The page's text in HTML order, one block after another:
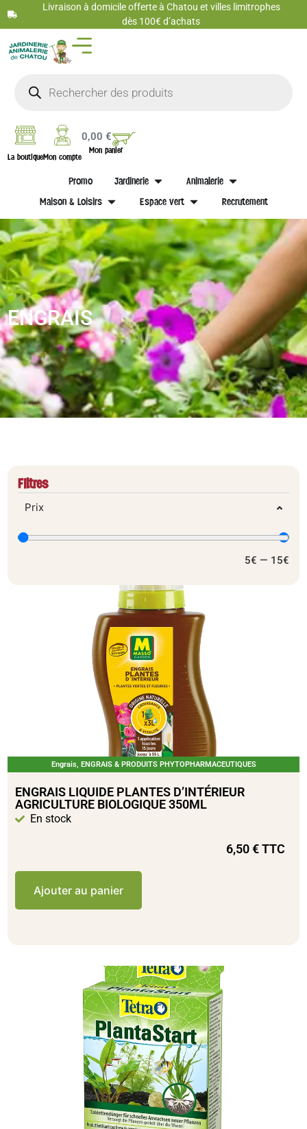
Livraison à domicile offerte à Chatou et villes limitrophes
dès 100€ d’achats
La boutiqueMon compte
0,00€
Mon panier
Promo Jardinerie
Animalerie
Maison & Loisirs
Espace vert Recrutement
ENGRAIS
Filtres
Prix
5€ — 15€
Engrais, ENGRAIS & PRODUITS PHYTOPHARMACEUTIQUES
ENGRAIS LIQUIDE PLANTES D’INTÉRIEUR
AGRICULTURE BIOLOGIQUE 350ML
En stock
6,50€TTC
Ajouter au panier